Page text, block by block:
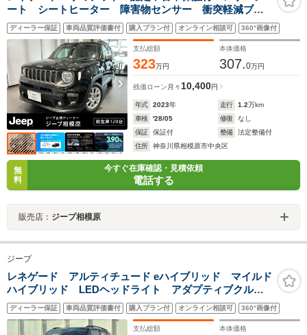
ート シートヒーター 障害物センサー 衝突軽減ブレ
ーキ ETC2.0 バックカメラ アダプティブクルーズコ
ントロール 純正ナビ オートライト スマートキー
キーレス
ディーラー保証 車両品質評価書付 購入プラン付 オンライン相談可 360°画像付
支払総額
323万円
本体価格
307.0万円
残価ローン 月々 10,400円
年式 2023年 走行 1.2万km
車検
'28/05 修復
なし
保証
保証付 整備
法定整備付
住所
神奈川県相模原市中央区
無
料
今すぐ在庫確認・見積依頼
電話する
販売店： ジープ相模原
ジープ
レネゲード アルティチュード eハイブリッド マイルド
ハイブリッド LEDヘッドライト アダプティブクルコ
ン レザーシート シート&ステアリングヒーター デュ
アルペインパノラミックサンルーフ 10.1インチUコネク
ト AppleCarPlay 登録済未使用車
ディーラー保証 車両品質評価書付 購入プラン付 オンライン相談可 360°画像付
支払総額 本体価格